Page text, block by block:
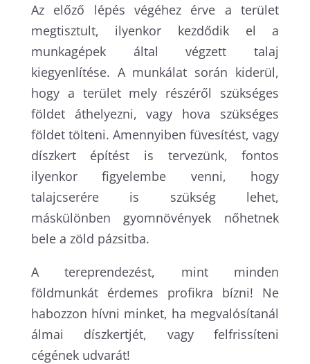
Az előző lépés végéhez érve a terület
megtisztult, ilyenkor kezdődik el a
munkagépek által végzett talaj
kiegyenlítése. A munkálat során kiderül,
hogy a terület mely részéről szükséges
földet áthelyezni, vagy hova szükséges
földet tölteni. Amennyiben füvesítést, vagy
díszkert építést is tervezünk, fontos
ilyenkor figyelembe venni, hogy
talajcserére is szükség lehet,
máskülönben gyomnövények nőhetnek
bele a zöld pázsitba.
A tereprendezést, mint minden
földmunkát érdemes profikra bízni! Ne
habozzon hívni minket, ha megvalósítanál
álmai díszkertjét, vagy felfrissíteni
cégének udvarát!